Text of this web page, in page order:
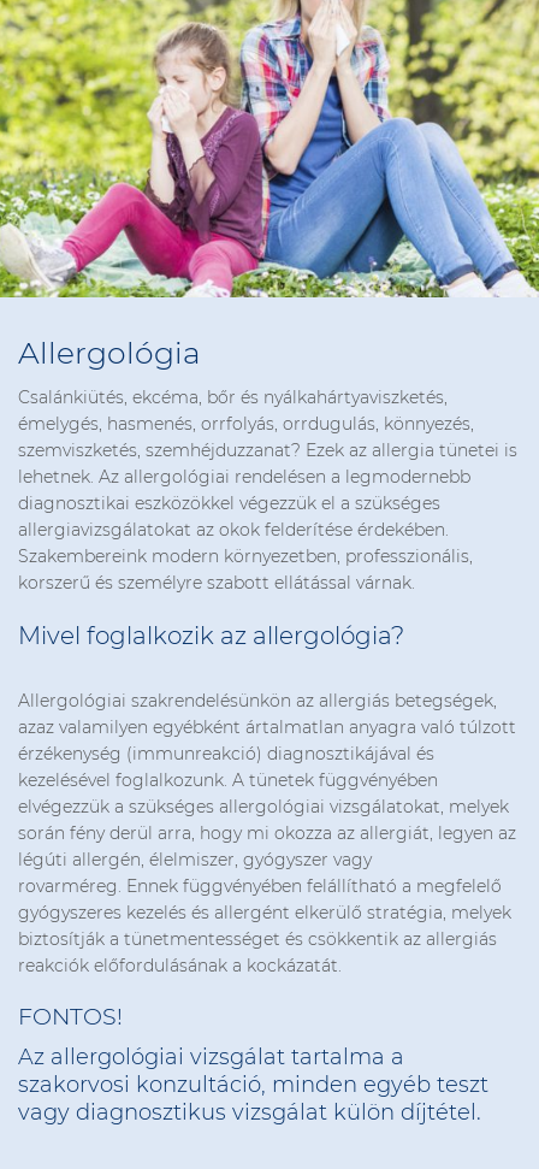
Allergológia
Csalánkiütés, ekcéma, bőr és nyálkahártyaviszketés,
émelygés, hasmenés, orrfolyás, orrdugulás, könnyezés,
szemviszketés, szemhéjduzzanat? Ezek az allergia tünetei is
lehetnek. Az allergológiai rendelésen a legmodernebb
diagnosztikai eszközökkel végezzük el a szükséges
allergiavizsgálatokat az okok felderítése érdekében.
Szakembereink modern környezetben, professzionális,
korszerű és személyre szabott ellátással várnak.
Mivel foglalkozik az allergológia?
Allergológiai szakrendelésünkön az allergiás betegségek,
azaz valamilyen egyébként ártalmatlan anyagra való túlzott
érzékenység (immunreakció) diagnosztikájával és
kezelésével foglalkozunk. A tünetek függvényében
elvégezzük a szükséges allergológiai vizsgálatokat, melyek
során fény derül arra, hogy mi okozza az allergiát, legyen az
légúti allergén, élelmiszer, gyógyszer vagy
rovarméreg. Ennek függvényében felállítható a megfelelő
gyógyszeres kezelés és allergént elkerülő stratégia, melyek
biztosítják a tünetmentességet és csökkentik az allergiás
reakciók előfordulásának a kockázatát.
FONTOS!
Az allergológiai vizsgálat tartalma a
szakorvosi konzultáció, minden egyéb teszt
vagy diagnosztikus vizsgálat külön díjtétel.